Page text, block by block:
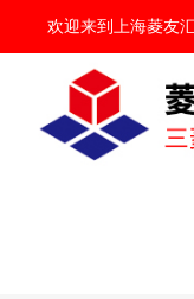
欢迎来到 上海菱友